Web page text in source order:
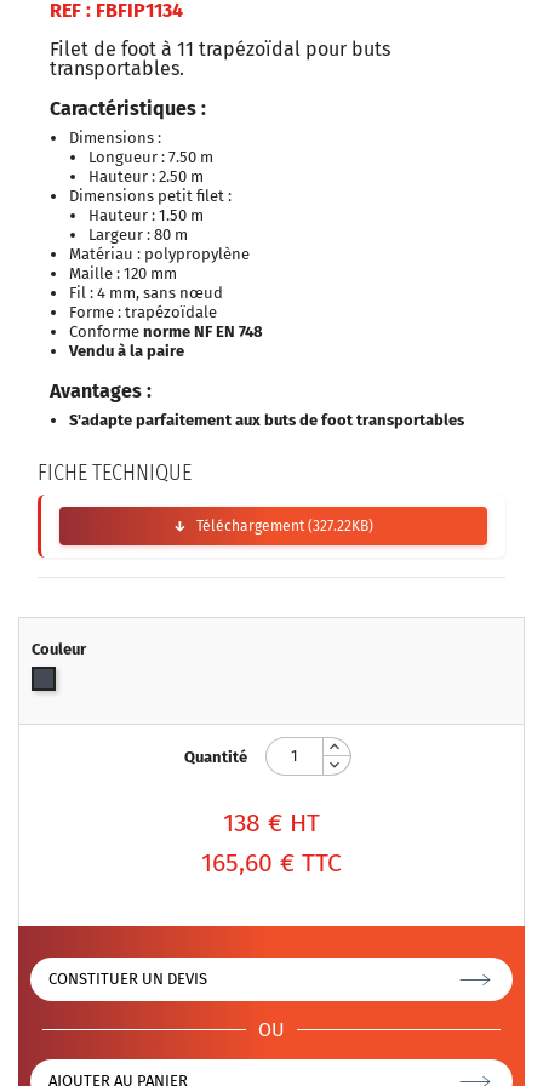
REF : FBFIP1134
Filet de foot à 11 trapézoïdal pour buts
transportables.
Caractéristiques :
Dimensions :
Longueur : 7.50 m
Hauteur : 2.50 m
Dimensions petit filet :
Hauteur : 1.50 m
Largeur : 80 m
Matériau : polypropylène
Maille : 120 mm
Fil : 4 mm, sans nœud
Forme : trapézoïdale
Conforme norme NF EN 748
Vendu à la paire
Avantages :
S'adapte parfaitement aux buts de foot transportables
FICHE TECHNIQUE
Téléchargement (327.22KB)
Couleur
Quantité
138 € HT
165,60 € TTC
CONSTITUER UN DEVIS
OU
AJOUTER AU PANIER